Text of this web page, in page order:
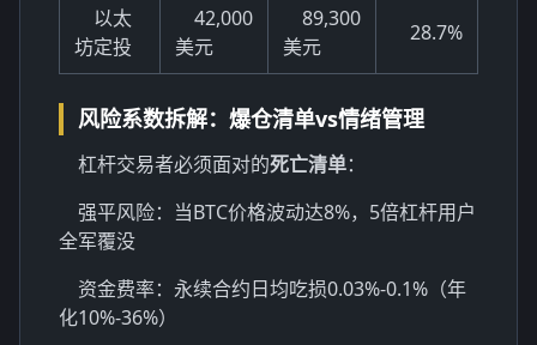
以太
坊定投
42,000
美元
89,300
美元
28.7%
风险系数拆解：爆仓清单vs情绪管理
杠杆交易者必须面对的死亡清单：
强平风险：当BTC价格波动达8%，5倍杠杆用户
全军覆没
资金费率：永续合约日均吃损0.03%-0.1%（年
化10%-36%）